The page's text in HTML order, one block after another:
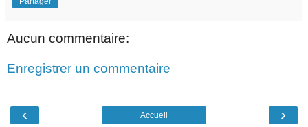
Aucun commentaire:
Enregistrer un commentaire
‹ ›
Accueil